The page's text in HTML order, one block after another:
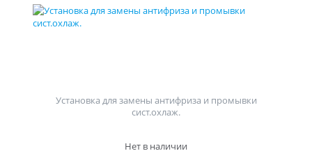
Установка для замены антифриза и промывки
сист.охлаж.
Нет в наличии